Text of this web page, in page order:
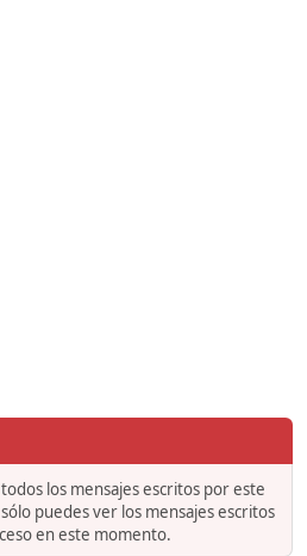
los mensajes escritos por este
puedes ver los mensajes escritos
en este momento.